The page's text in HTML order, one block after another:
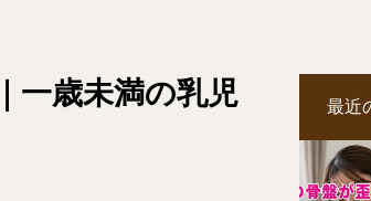
一歳未満の乳児
最近